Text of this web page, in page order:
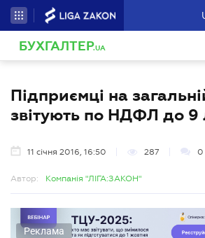
БУХГАЛТЕР.UA
Підприємці на
звітують по НДФЛ до 9
11 січня 2016, 16:50 287 0
Автор: Компанія "ЛІГА:ЗАКОН"
Реклама